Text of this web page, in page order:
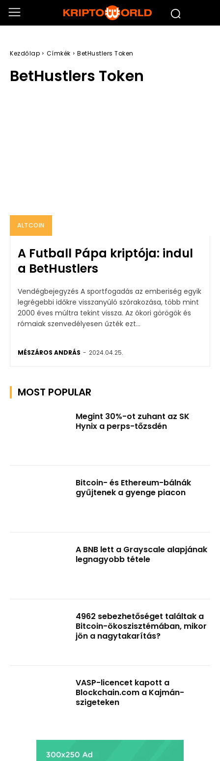
Kezdőlap Címkék BetHustlers Token
BetHustlers Token
ALTCOIN
A Futball Pápa kriptója: indul
a BetHustlers
Vendégbejegyzés A sportfogadás az emberiség egyik
legrégebbi időkre visszanyúló szórakozása, több mint
2000 éves múltra tekint vissza. Az ókori görögök és
rómaiak szenvedélyesen űzték ezt...
MÉSZÁROS ANDRÁS - 2024.04.25.
MOST POPULAR
Megint 30%-ot zuhant az SK
Hynix a perps-tőzsdén
Bitcoin- és Ethereum-bálnák
gyűjtenek a gyenge piacon
A BNB lett a Grayscale alapjának
legnagyobb tétele
4962 sebezhetőséget találtak a
Bitcoin-ökoszisztémában, mikor
jön a nagytakarítás?
VASP-licencet kapott a
Blockchain.com a Kajmán-
szigeteken